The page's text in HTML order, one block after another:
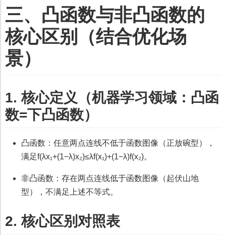
三、凸函数与非凸函数的
核心区别（结合优化场
景）
1. 核心定义（机器学习领域：凸函
数=下凸函数）
凸函数：任意两点连线不低于函数图像（正放碗型），
满足f(λx₁+(1−λ)x₂)≤λf(x₁)+(1−λ)f(x₂)。
非凸函数：存在两点连线低于函数图像（起伏山地
型），不满足上述不等式。
2. 核心区别对照表